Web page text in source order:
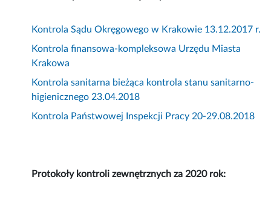
Kontrola Sądu Okręgowego w Krakowie 13.12.2017 r.
Kontrola finansowa-kompleksowa Urzędu Miasta
Krakowa
Kontrola sanitarna bieżąca kontrola stanu sanitarno-
higienicznego 23.04.2018
Kontrola Państwowej Inspekcji Pracy 20-29.08.2018
Protokoły kontroli zewnętrznych za 2020 rok: